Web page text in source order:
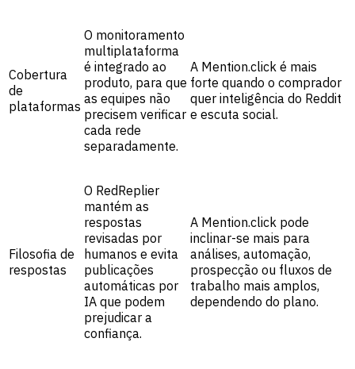
Cobertura
de
plataformas
O monitoramento
multiplataforma
é integrado ao
produto, para que
as equipes não
precisem verificar
cada rede
separadamente.
A Mention.click é mais
forte quando o comprador
quer inteligência do Reddit
e escuta social.
Filosofia de
respostas
O RedReplier
mantém as
respostas
revisadas por
humanos e evita
publicações
automáticas por
IA que podem
prejudicar a
confiança.
A Mention.click pode
inclinar-se mais para
análises, automação,
prospecção ou fluxos de
trabalho mais amplos,
dependendo do plano.